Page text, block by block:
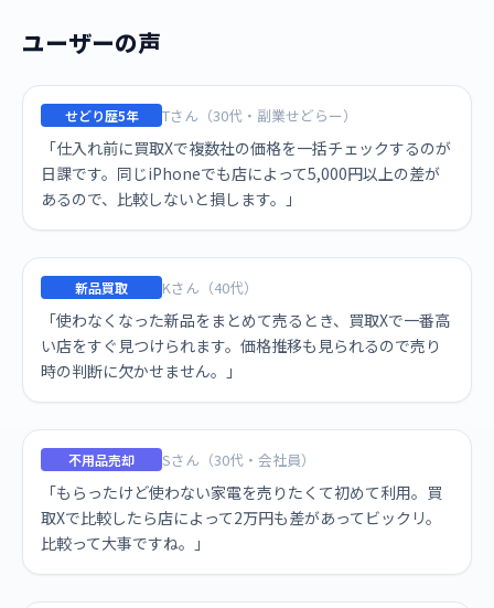
ユーザーの声
せどり歴5年 Tさん（30代・副業せどらー）
「仕入れ前に買取Xで複数社の価格を一括チェックするのが
日課です。同じiPhoneでも店によって5,000円以上の差が
あるので、比較しないと損します。」
新品買取 Kさん（40代）
「使わなくなった新品をまとめて売るとき、買取Xで一番高
い店をすぐ見つけられます。価格推移も見られるので売り
時の判断に欠かせません。」
不用品売却 Sさん（30代・会社員）
「もらったけど使わない家電を売りたくて初めて利用。買
取Xで比較したら店によって2万円も差があってビックリ。
比較って大事ですね。」